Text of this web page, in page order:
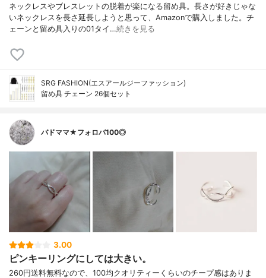
ネックレスやブレスレットの脱着が楽になる留め具。長さが好きじゃな
いネックレスを長さ延長しようと思って、Amazonで購入しました。チ
ェーンと留め具入りの01タイ…続きを見る
SRG FASHION(エスアールジーファッション)
留め具 チェーン 26個セット
バドママ★フォロバ100◎
3.00
ピンキーリングにしては大きい。
260円送料無料なので、100均クオリティーくらいのチープ感はありま